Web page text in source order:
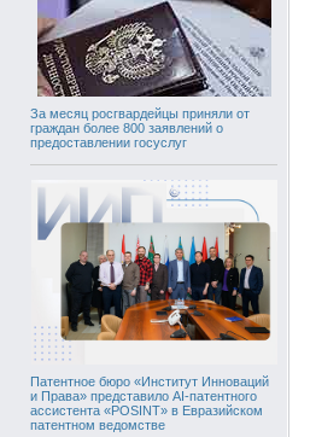
За месяц росгвардейцы приняли от
граждан более 800 заявлений о
предоставлении госуслуг
Патентное бюро «Институт Инноваций
и Права» представило AI-патентного
ассистента «POSINT» в Евразийском
патентном ведомстве